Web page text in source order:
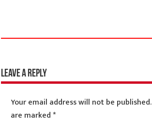
Leave a Reply
Your email address will not be published.
are marked*